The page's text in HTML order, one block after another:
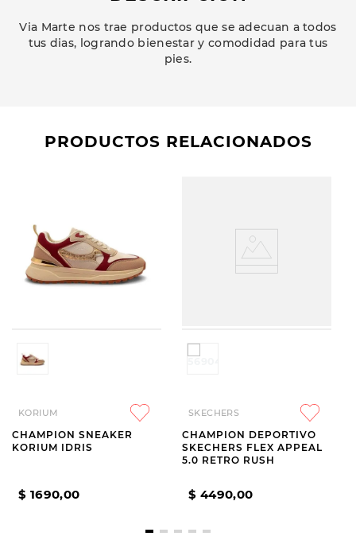
Via Marte nos trae productos que se adecuan a todos
tus dias, logrando bienestar y comodidad para tus
pies.
PRODUCTOS RELACIONADOS
KORIUM
CHAMPION SNEAKER
KORIUM IDRIS
$ 1690,00
SKECHERS
CHAMPION DEPORTIVO
SKECHERS FLEX APPEAL
5.0 RETRO RUSH
$ 4490,00